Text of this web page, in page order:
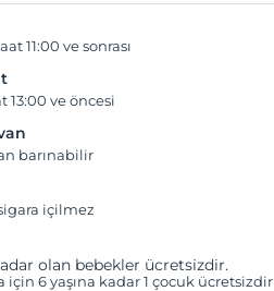
11:00 ve sonrası
13:00 ve öncesi
barınabilir
içilmez
olan bebekler ücretsizdir.
için 6 yaşına kadar 1 çocuk ücretsizdir